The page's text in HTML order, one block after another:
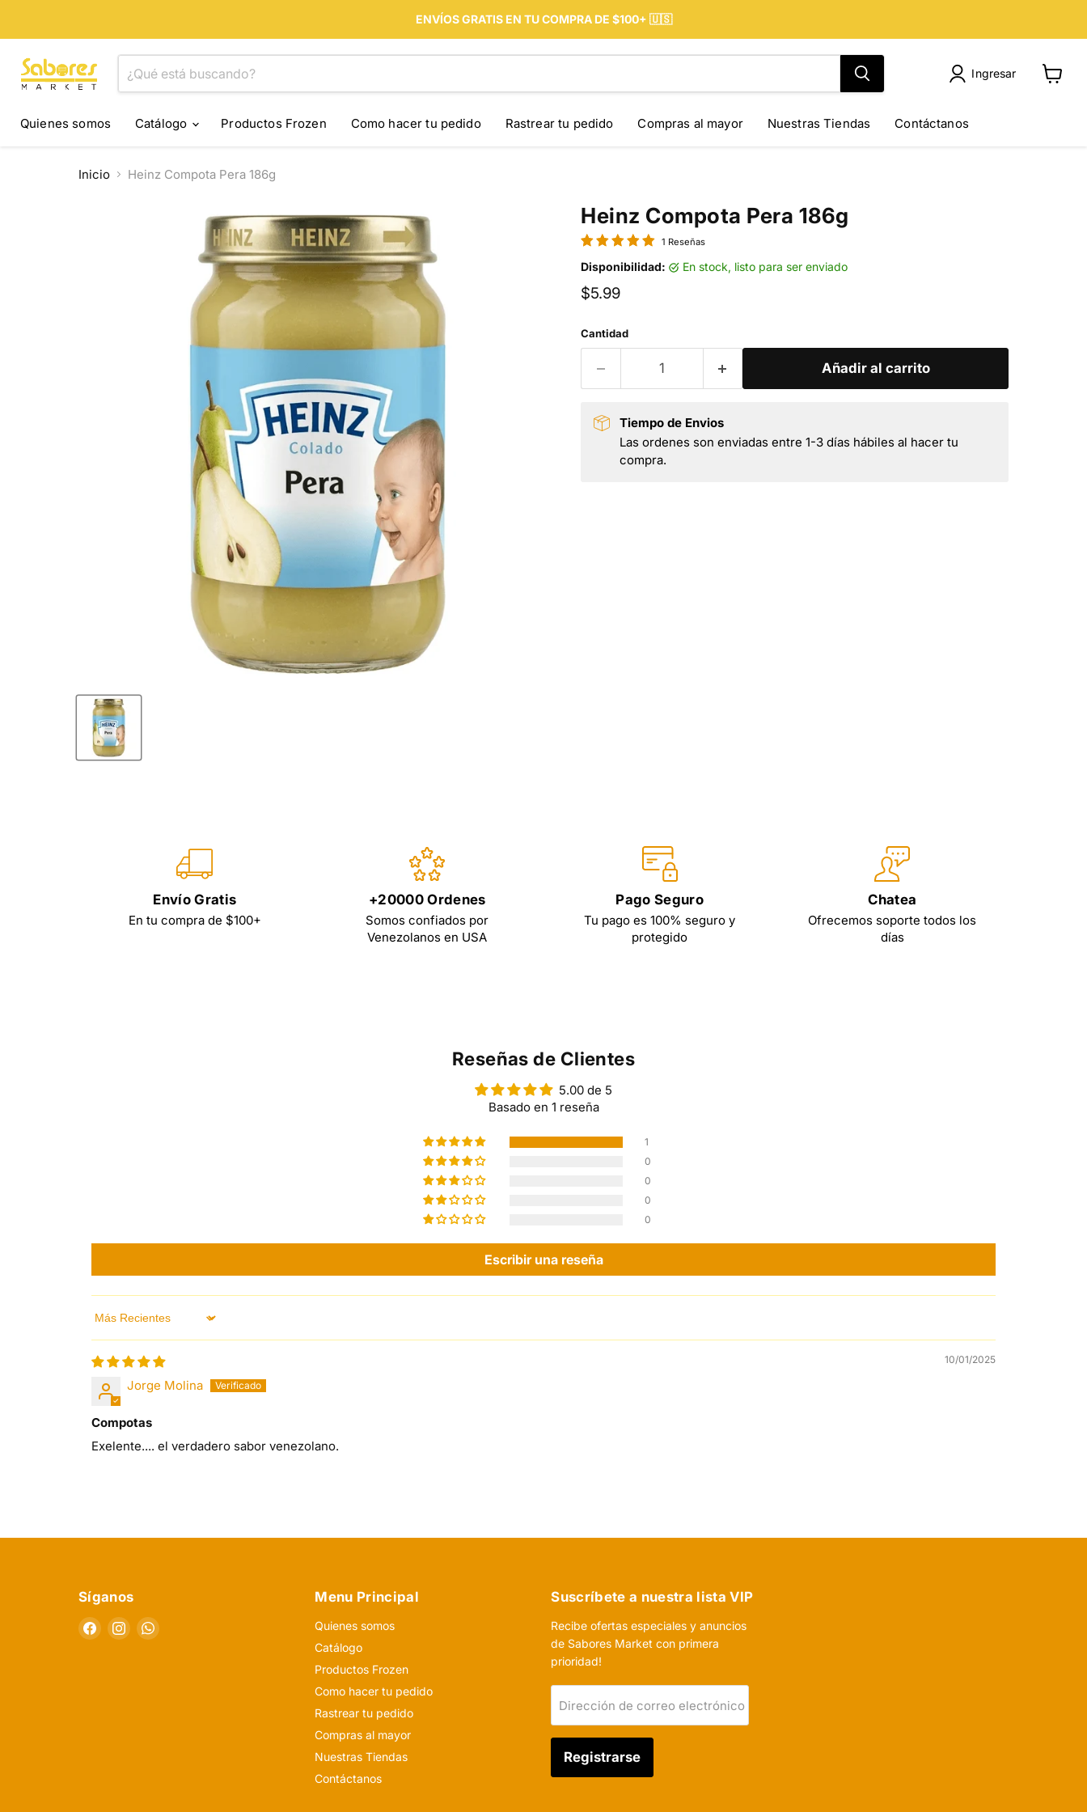
ENVÍOS GRATIS EN TU COMPRA DE $100+ 🇺🇸
Ingresar
Quienes somos
Catálogo Productos Frozen Como hacer tu pedido Rastrear tu pedido Compras al mayor Nuestras Tiendas Contáctanos
Inicio Heinz Compota Pera 186g
Heinz Compota Pera 186g
1 Reseñas
Disponibilidad: en stock, listo para ser enviado
Precio actual
$5.99
Cantidad
Añadir al carrito
Tiempo de Envios
Las ordenes son enviadas entre 1-3 días hábiles al hacer tu
compra.
Envío Gratis
En tu compra de $100+
+20000 Ordenes
Somos confiados por
Venezolanos en USA
Pago Seguro
Tu pago es 100% seguro y
protegido
Chatea
Ofrecemos soporte todos los
días
Reseñas de Clientes
5.00 de 5
Basado en 1 reseña
1
0
0
0
0
Escribir una reseña
Sort by
10/01/2025
Jorge Molina
Compotas
Exelente.... el verdadero sabor venezolano.
Síganos
Encuéntrenos
en
Encuéntrenos
en
Encuéntrenos
Menu Principal
Quienes somos
Catálogo
Productos Frozen
Como hacer tu pedido
Rastrear tu pedido
Compras al mayor
Nuestras Tiendas
Contáctanos
Suscríbete a nuestra lista VIP
Recibe ofertas especiales y anuncios
de Sabores Market con primera
prioridad!
Dirección de correo electrónico
Registrarse